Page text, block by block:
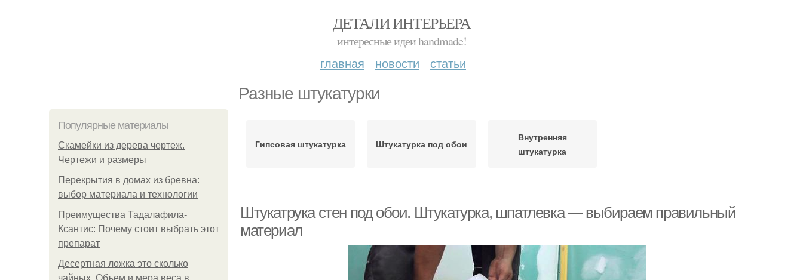
ДЕТАЛИ ИНТЕРЬЕРА
интересные идеи handmade!
главная новости статьи
Разные штукатурки
Популярные материалы
Скамейки из дерева чертеж.
Чертежи и размеры
Перекрытия в домах из бревна:
выбор материала и технологии
Преимущества Тадалафила-
Ксантис: Почему стоит выбрать этот
препарат
Десертная ложка это сколько
чайных. Объем и мера веса в
Гипсовая штукатурка Штукатурка под обои
Внутренняя
штукатурка
Штукатрука стен под обои. Штукатурка, шпатлевка — выбираем правильный
материал